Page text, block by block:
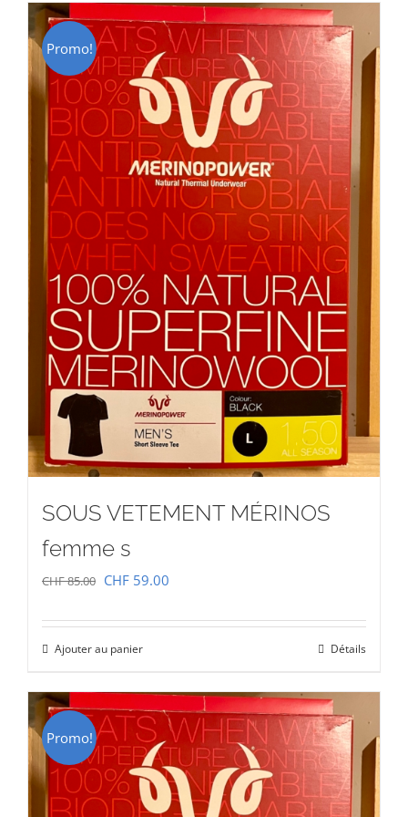
Promo!
SOUS VETEMENT MÉRINOS
femme s
CHF85.00 Le
initial
était :
CHF 85.00.
CHF 59.00
actuel
CHF 59.00.
Ajouter au panier Détails
Promo!